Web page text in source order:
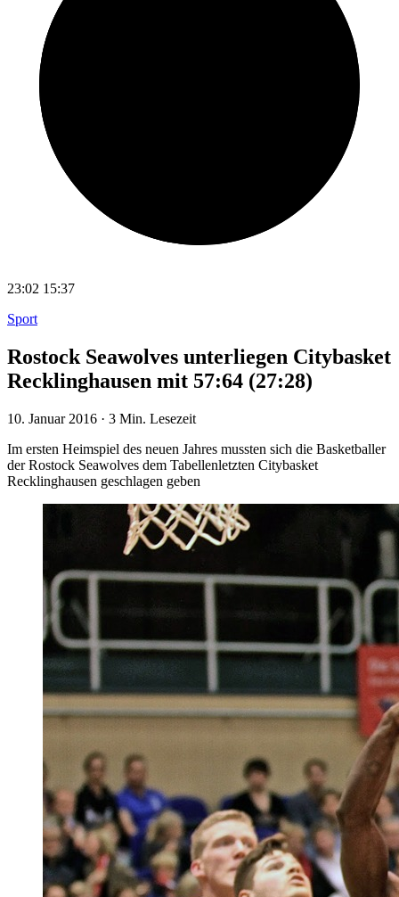
23:02 15:37
Sport
Rostock Seawolves unterliegen Citybasket
Recklinghausen mit 57:64 (27:28)
10. Januar 2016 · 3 Min. Lesezeit
Im ersten Heimspiel des neuen Jahres mussten sich die Basketballer
der Rostock Seawolves dem Tabellenletzten Citybasket
Recklinghausen geschlagen geben